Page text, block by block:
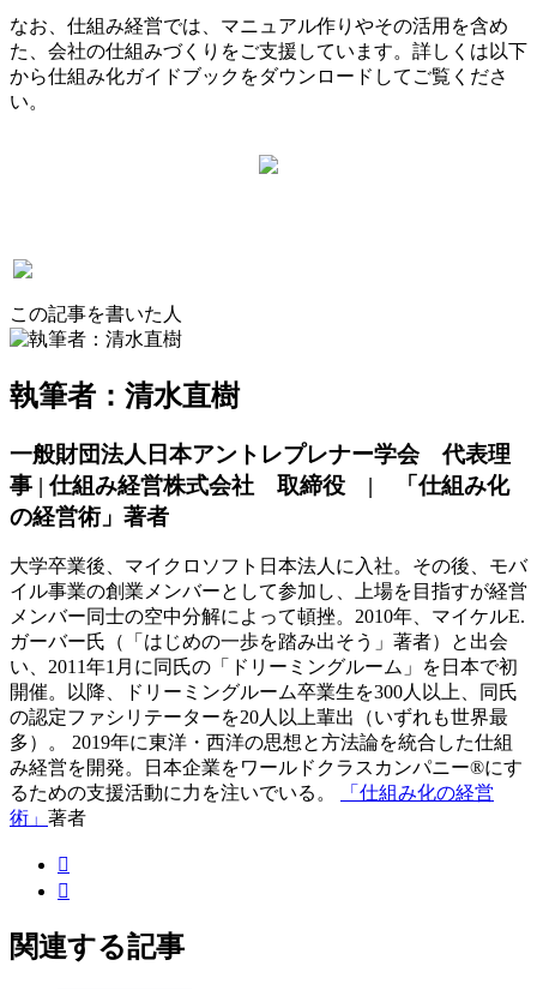
なお、仕組み経営では、マニュアル作りやその活用を含め
た、会社の仕組みづくりをご支援しています。詳しくは以下
から仕組み化ガイドブックをダウンロードしてご覧くださ
い。
この記事を書いた人
執筆者：清水直樹
一般財団法人日本アントレプレナー学会 代表理
事 | 仕組み経営株式会社 取締役 | 「仕組み化
の経営術」著者
大学卒業後、マイクロソフト日本法人に入社。その後、モバ
イル事業の創業メンバーとして参加し、上場を目指すが経営
メンバー同士の空中分解によって頓挫。2010年、マイケルE.
ガーバー氏（「はじめの一歩を踏み出そう」著者）と出会
い、2011年1月に同氏の「ドリーミングルーム」を日本で初
開催。以降、ドリーミングルーム卒業生を300人以上、同氏
の認定ファシリテーターを20人以上輩出（いずれも世界最
多）。 2019年に東洋・西洋の思想と方法論を統合した仕組
み経営を開発。日本企業をワールドクラスカンパニー®にす
るための支援活動に力を注いでいる。
「仕組み化の経営
術」 著者
関連する記事